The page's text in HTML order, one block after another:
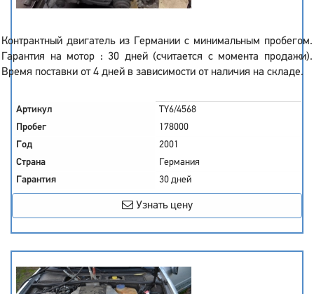
Контрактный двигатель из Германии с минимальным пробегом.
Гарантия на мотор : 30 дней (считается с момента продажи).
Время поставки от 4 дней в зависимости от наличия на складе.
Артикул
TY6/4568
Пробег
178000
Год
2001
Страна
Германия
Гарантия
30 дней
Узнать цену